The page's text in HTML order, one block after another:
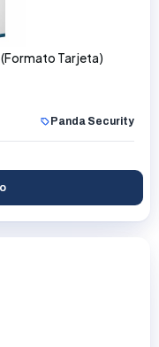
(Formato Tarjeta)
Panda Security